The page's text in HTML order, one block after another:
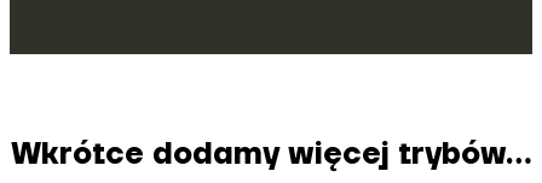
Wkrótce dodamy więcej trybów...